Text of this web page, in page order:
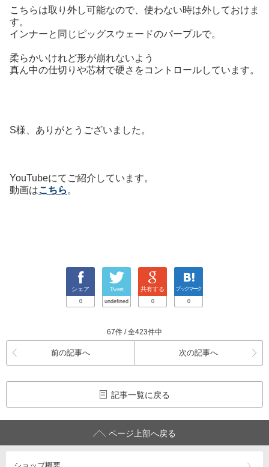
こちらは取り外し可能なので、使わない時は外しておけま
す。
インナーと同じピッグスウェードのパープルで。
柔らかいけれど形が崩れないよう
真ん中の仕切りや芯材で硬さをコントロールしています。
S様、ありがとうございました。
YouTubeにてご紹介しています。
動画はこちら 。
シェア
0
Tweet
undefined
共有する
0
ブックマーク
0
67件 / 全423件中
前の記事へ 次の記事へ
記事一覧に戻る
ページ上部へ戻る